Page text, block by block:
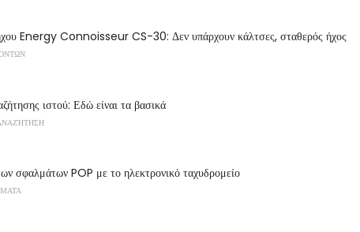
Energy Connoisseur CS-30: Δεν υπάρχουν κάλτσες, σταθερός ήχος
ιστού: Εδώ είναι τα βασικά
σφαλμάτων POP με το ηλεκτρονικό ταχυδρομείο